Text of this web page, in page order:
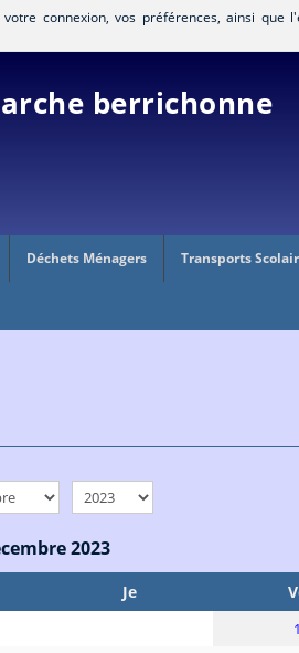
connexion, vos préférences, ainsi que
berrichonne
Déchets Ménagers Transports
année
2023
Je
1